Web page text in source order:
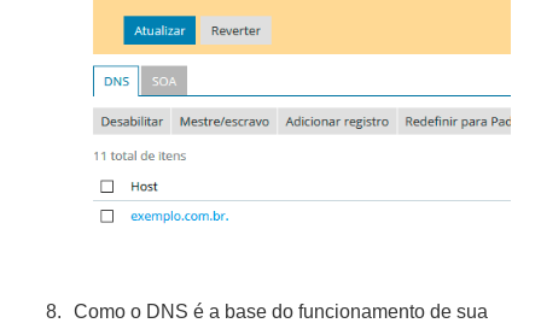
Como o DNS é a base do funcionamento de sua